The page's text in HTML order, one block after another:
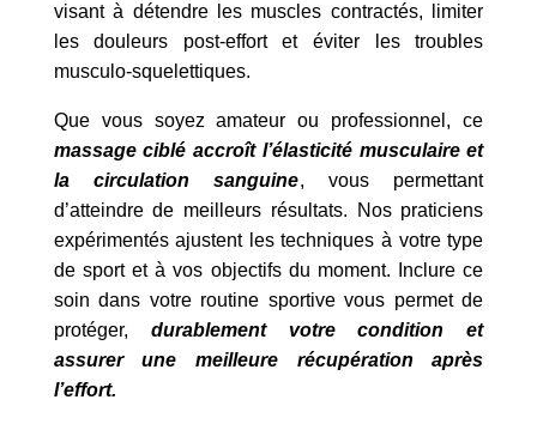
visant à détendre les muscles contractés, limiter
les douleurs post-effort et éviter les troubles
musculo-squelettiques.
Que vous soyez amateur ou professionnel, ce
massage ciblé accroît l’élasticité musculaire et
la circulation sanguine, vous permettant
d’atteindre de meilleurs résultats. Nos praticiens
expérimentés ajustent les techniques à votre type
de sport et à vos objectifs du moment. Inclure ce
soin dans votre routine sportive vous permet de
protéger, durablement votre condition et
assurer une meilleure récupération après
l’effort.